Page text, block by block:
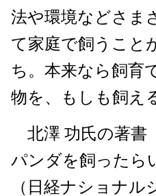
法や環境などさま
て家庭で飼うこと
ち。本来なら飼育
物を、もしも飼え
北澤 功氏の著書
パンダを飼ったら
（日経ナショナル